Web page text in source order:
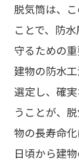
脱気筒は、
ことで、防
守るための重
建物の防水
選定し、確
うことが、
物の長寿命化
日頃から建